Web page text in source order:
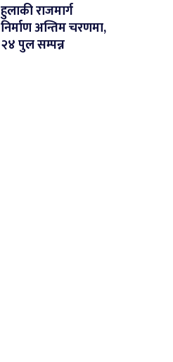
हुलाकी राजमार्ग
निर्माण अन्तिम चरणमा,
२४ पुल सम्पन्न